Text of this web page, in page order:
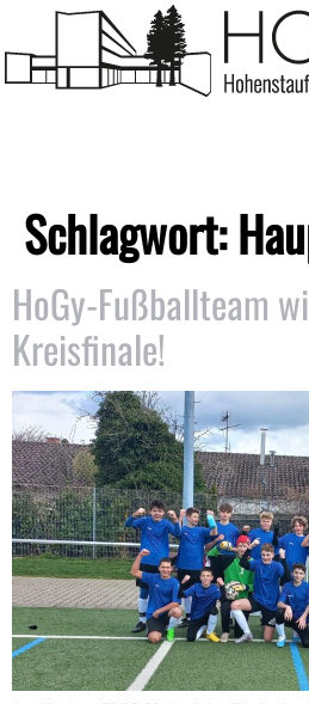
Schlagwort:
HoGy-Fußballteam
Kreisfinale!